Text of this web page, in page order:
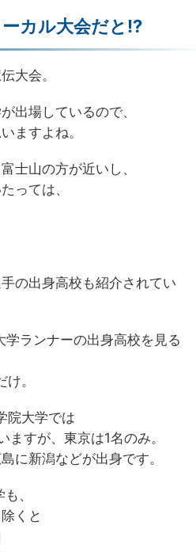
カル大会だと!?
大会。
出場しているので、
ますよね。
士山の方が近いし、
っては、
の出身高校も紹介されてい
ランナーの出身高校を見る
。
院大学では
すが、東京は1名のみ。
に新潟などが出身です。
、
くと